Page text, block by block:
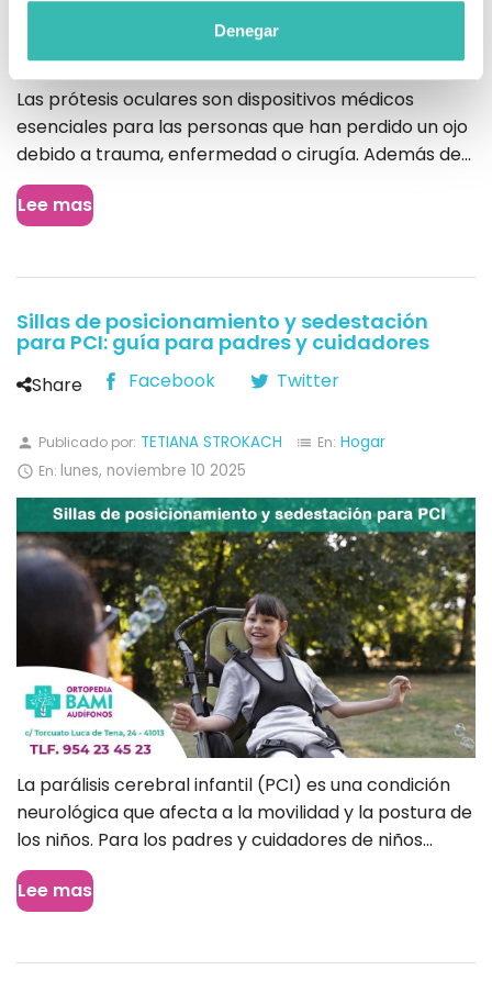
Denegar
Las prótesis oculares son dispositivos médicos
esenciales para las personas que han perdido un ojo
debido a trauma, enfermedad o cirugía. Además de...
Lee mas
Sillas de posicionamiento y sedestación
para PCI: guía para padres y cuidadores
Share Facebook Twitter
person Publicado por: TETIANA STROKACH list En: Hogar
 En: lunes, noviembre 10 2025
La parálisis cerebral infantil (PCI) es una condición
neurológica que afecta a la movilidad y la postura de
los niños. Para los padres y cuidadores de niños...
Lee mas